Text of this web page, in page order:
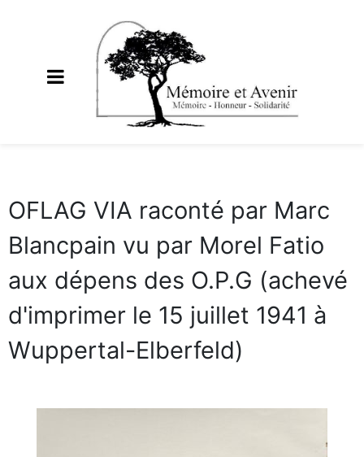
OFLAG VIA raconté par Marc
Blancpain vu par Morel Fatio
aux dépens des O.P.G (achevé
d'imprimer le 15 juillet 1941 à
Wuppertal-Elberfeld)